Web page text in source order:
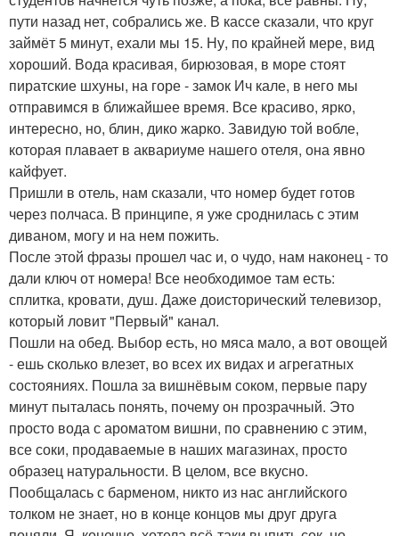
пути назад нет, собрались же. В кассе сказали, что круг
займёт 5 минут, ехали мы 15. Ну, по крайней мере, вид
хороший. Вода красивая, бирюзовая, в море стоят
пиратские шхуны, на горе - замок Ич кале, в него мы
отправимся в ближайшее время. Все красиво, ярко,
интересно, но, блин, дико жарко. Завидую той вобле,
которая плавает в аквариуме нашего отеля, она явно
кайфует.
Пришли в отель, нам сказали, что номер будет готов
через полчаса. В принципе, я уже сроднилась с этим
диваном, могу и на нем пожить.
После этой фразы прошел час и, о чудо, нам наконец - то
дали ключ от номера! Все необходимое там есть:
сплитка, кровати, душ. Даже доисторический телевизор,
который ловит "Первый" канал.
Пошли на обед. Выбор есть, но мяса мало, а вот овощей
- ешь сколько влезет, во всех их видах и агрегатных
состояниях. Пошла за вишнёвым соком, первые пару
минут пыталась понять, почему он прозрачный. Это
просто вода с ароматом вишни, по сравнению с этим,
все соки, продаваемые в наших магазинах, просто
образец натуральности. В целом, все вкусно.
Пообщалась с барменом, никто из нас английского
толком не знает, но в конце концов мы друг друга